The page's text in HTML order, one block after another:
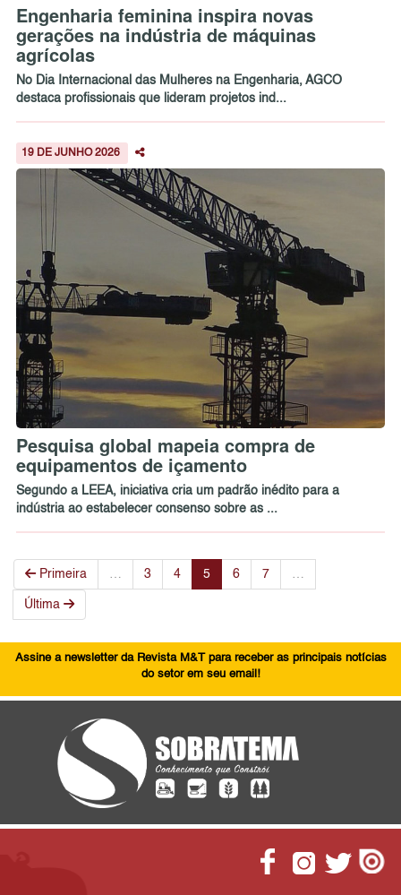
Engenharia feminina inspira novas
gerações na indústria de máquinas
agrícolas
No Dia Internacional das Mulheres na Engenharia, AGCO
destaca profissionais que lideram projetos ind...
19 DE JUNHO 2026
Pesquisa global mapeia compra de
equipamentos de içamento
Segundo a LEEA, iniciativa cria um padrão inédito para a
indústria ao estabelecer consenso sobre as ...
Primeira 3 4 5 6 7
Última
Assine a newsletter da Revista M&T para receber as principais notícias
do setor em seu email!